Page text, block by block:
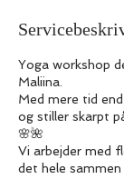
Yoga workshop
Maliina.
Med mere tid
og stiller skarpt
🌸🌺
Vi arbejder med
det hele